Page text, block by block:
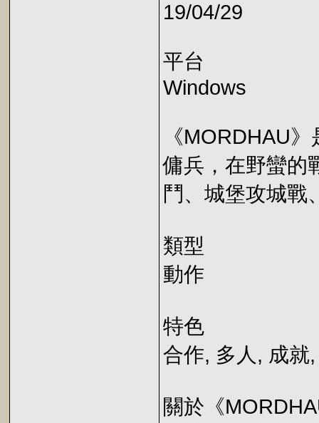
19/04/29
平台
Windows
《MORDHAU
傭兵，在野蠻的
鬥、城堡攻城戰
類型
動作
特色
合作, 多人, 成就
關於《